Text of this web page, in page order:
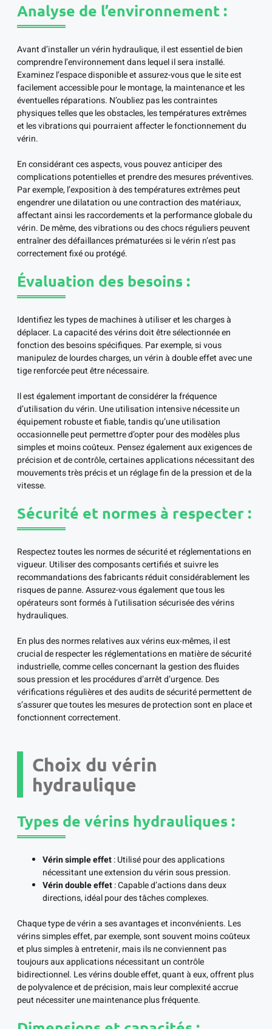
Analyse de l’environnement :
Avant d’installer un vérin hydraulique, il est essentiel de bien
comprendre l’environnement dans lequel il sera installé.
Examinez l’espace disponible et assurez-vous que le site est
facilement accessible pour le montage, la maintenance et les
éventuelles réparations. N’oubliez pas les contraintes
physiques telles que les obstacles, les températures extrêmes
et les vibrations qui pourraient affecter le fonctionnement du
vérin.
En considérant ces aspects, vous pouvez anticiper des
complications potentielles et prendre des mesures préventives.
Par exemple, l’exposition à des températures extrêmes peut
engendrer une dilatation ou une contraction des matériaux,
affectant ainsi les raccordements et la performance globale du
vérin. De même, des vibrations ou des chocs réguliers peuvent
entraîner des défaillances prématurées si le vérin n’est pas
correctement fixé ou protégé.
Évaluation des besoins :
Identifiez les types de machines à utiliser et les charges à
déplacer. La capacité des vérins doit être sélectionnée en
fonction des besoins spécifiques. Par exemple, si vous
manipulez de lourdes charges, un vérin à double effet avec une
tige renforcée peut être nécessaire.
Il est également important de considérer la fréquence
d’utilisation du vérin. Une utilisation intensive nécessite un
équipement robuste et fiable, tandis qu’une utilisation
occasionnelle peut permettre d’opter pour des modèles plus
simples et moins coûteux. Pensez également aux exigences de
précision et de contrôle, certaines applications nécessitant des
mouvements très précis et un réglage fin de la pression et de la
vitesse.
Sécurité et normes à respecter :
Respectez toutes les normes de sécurité et réglementations en
vigueur. Utiliser des composants certifiés et suivre les
recommandations des fabricants réduit considérablement les
risques de panne. Assurez-vous également que tous les
opérateurs sont formés à l’utilisation sécurisée des vérins
hydrauliques.
En plus des normes relatives aux vérins eux-mêmes, il est
crucial de respecter les réglementations en matière de sécurité
industrielle, comme celles concernant la gestion des fluides
sous pression et les procédures d’arrêt d’urgence. Des
vérifications régulières et des audits de sécurité permettent de
s’assurer que toutes les mesures de protection sont en place et
fonctionnent correctement.
Choix du vérin
hydraulique
Types de vérins hydrauliques :
Vérin simple effet: Utilisé pour des applications
nécessitant une extension du vérin sous pression.
Vérin double effet: Capable d’actions dans deux
directions, idéal pour des tâches complexes.
Chaque type de vérin a ses avantages et inconvénients. Les
vérins simples effet, par exemple, sont souvent moins coûteux
et plus simples à entretenir, mais ils ne conviennent pas
toujours aux applications nécessitant un contrôle
bidirectionnel. Les vérins double effet, quant à eux, offrent plus
de polyvalence et de précision, mais leur complexité accrue
peut nécessiter une maintenance plus fréquente.